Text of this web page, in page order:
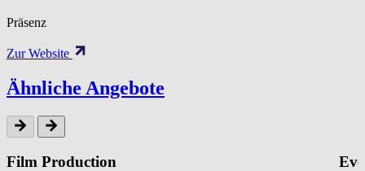
Präsenz
Zur Website
Ähnliche Angebote
Film Production